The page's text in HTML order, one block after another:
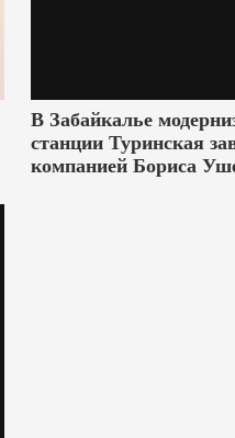
В Забайкалье
станции Туринская
компанией Бориса